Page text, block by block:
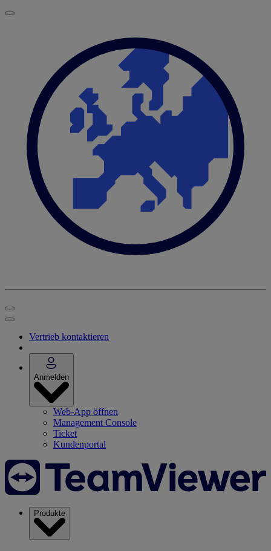
Vertrieb kontaktieren
Anmelden
Web-App öffnen
Management Console
Ticket
Kundenportal
Produkte